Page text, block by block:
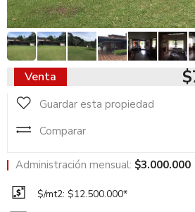
Venta
Guardar esta propiedad
Comparar
Administración mensual: $3.000.000
$/mt2: $12.500.000*